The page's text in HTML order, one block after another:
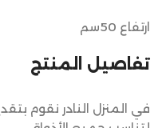
تفاصيل المنتج
في المنزل النادر نقوم
ارتفاع 50سم